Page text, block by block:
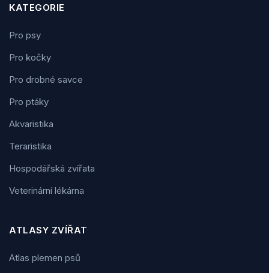
KATEGORIE
Pro psy
Pro kočky
Pro drobné savce
Pro ptáky
Akvaristika
Teraristika
Hospodářská zvířata
Veterinární lékárna
ATLASY ZVÍŘAT
Atlas plemen psů